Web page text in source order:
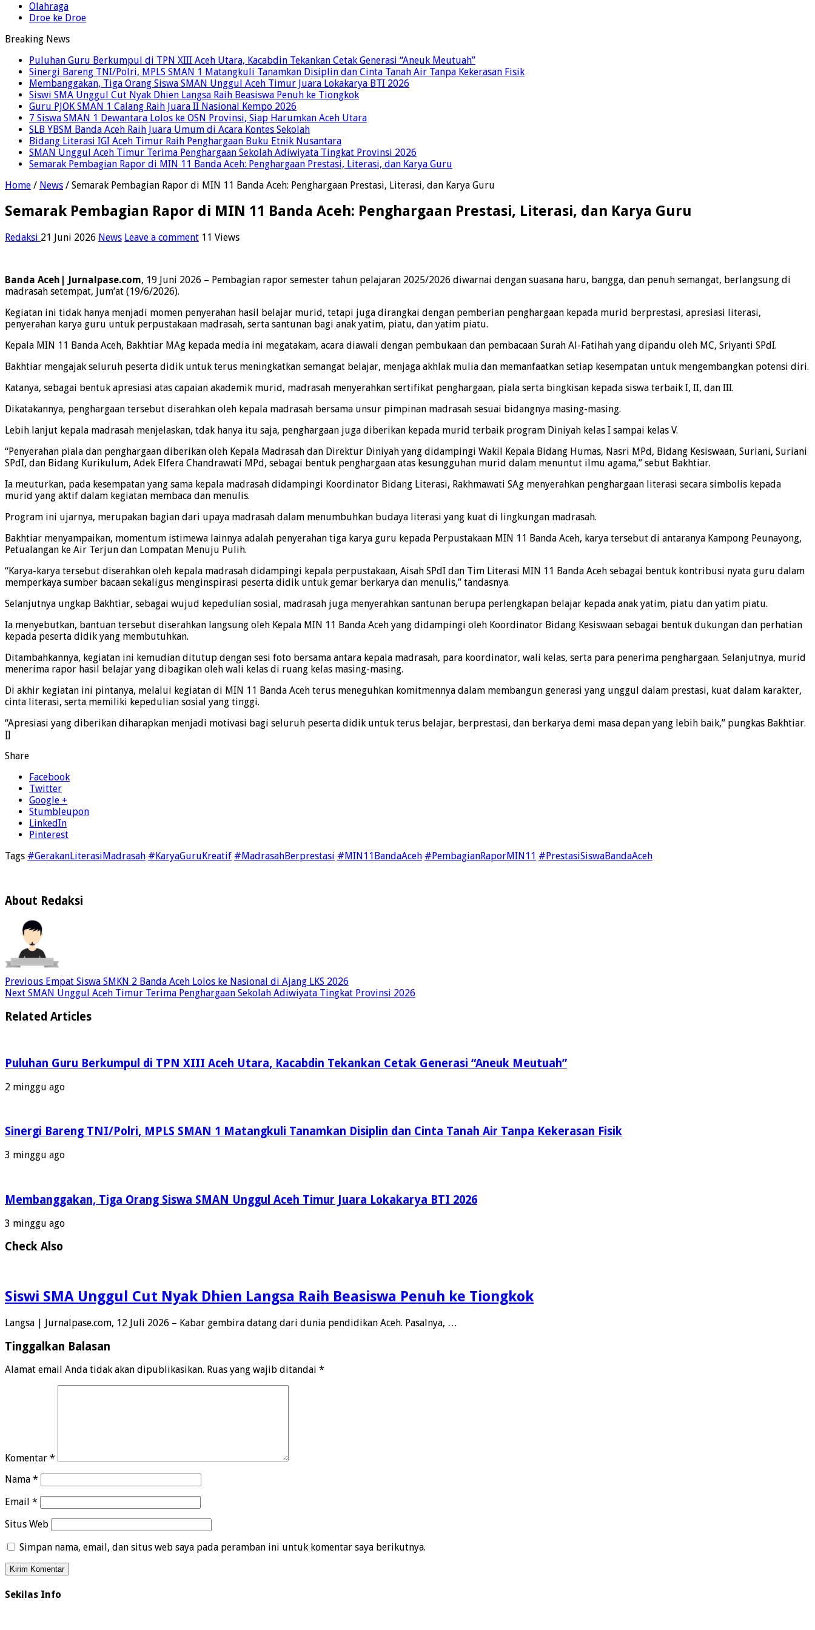
Olahraga
Droe ke Droe
Breaking News
Puluhan Guru Berkumpul di TPN XIII Aceh Utara, Kacabdin Tekankan Cetak Generasi “Aneuk Meutuah”
Sinergi Bareng TNI/Polri, MPLS SMAN 1 Matangkuli Tanamkan Disiplin dan Cinta Tanah Air Tanpa Kekerasan Fisik
Membanggakan, Tiga Orang Siswa SMAN Unggul Aceh Timur Juara Lokakarya BTI 2026
Siswi SMA Unggul Cut Nyak Dhien Langsa Raih Beasiswa Penuh ke Tiongkok
Guru PJOK SMAN 1 Calang Raih Juara II Nasional Kempo 2026
7 Siswa SMAN 1 Dewantara Lolos ke OSN Provinsi, Siap Harumkan Aceh Utara
SLB YBSM Banda Aceh Raih Juara Umum di Acara Kontes Sekolah
Bidang Literasi IGI Aceh Timur Raih Penghargaan Buku Etnik Nusantara
SMAN Unggul Aceh Timur Terima Penghargaan Sekolah Adiwiyata Tingkat Provinsi 2026
Semarak Pembagian Rapor di MIN 11 Banda Aceh: Penghargaan Prestasi, Literasi, dan Karya Guru
Home / News / Semarak Pembagian Rapor di MIN 11 Banda Aceh: Penghargaan Prestasi, Literasi, dan Karya Guru
Semarak Pembagian Rapor di MIN 11 Banda Aceh: Penghargaan Prestasi, Literasi, dan Karya Guru
Redaksi 21 Juni 2026 News Leave a comment 11 Views
Banda Aceh| Jurnalpase.com, 19 Juni 2026 – Pembagian rapor semester tahun pelajaran 2025/2026 diwarnai dengan suasana haru, bangga, dan penuh semangat, berlangsung di
madrasah setempat, Jum’at (19/6/2026).
Kegiatan ini tidak hanya menjadi momen penyerahan hasil belajar murid, tetapi juga dirangkai dengan pemberian penghargaan kepada murid berprestasi, apresiasi literasi,
penyerahan karya guru untuk perpustakaan madrasah, serta santunan bagi anak yatim, piatu, dan yatim piatu.
Kepala MIN 11 Banda Aceh, Bakhtiar MAg kepada media ini megatakam, acara diawali dengan pembukaan dan pembacaan Surah Al-Fatihah yang dipandu oleh MC, Sriyanti SPdI.
Bakhtiar mengajak seluruh peserta didik untuk terus meningkatkan semangat belajar, menjaga akhlak mulia dan memanfaatkan setiap kesempatan untuk mengembangkan potensi diri.
Katanya, sebagai bentuk apresiasi atas capaian akademik murid, madrasah menyerahkan sertifikat penghargaan, piala serta bingkisan kepada siswa terbaik I, II, dan III.
Dikatakannya, penghargaan tersebut diserahkan oleh kepala madrasah bersama unsur pimpinan madrasah sesuai bidangnya masing-masing.
Lebih lanjut kepala madrasah menjelaskan, tdak hanya itu saja, penghargaan juga diberikan kepada murid terbaik program Diniyah kelas I sampai kelas V.
“Penyerahan piala dan penghargaan diberikan oleh Kepala Madrasah dan Direktur Diniyah yang didampingi Wakil Kepala Bidang Humas, Nasri MPd, Bidang Kesiswaan, Suriani, Suriani
SPdI, dan Bidang Kurikulum, Adek Elfera Chandrawati MPd, sebagai bentuk penghargaan atas kesungguhan murid dalam menuntut ilmu agama,” sebut Bakhtiar.
Ia meuturkan, pada kesempatan yang sama kepala madrasah didampingi Koordinator Bidang Literasi, Rakhmawati SAg menyerahkan penghargaan literasi secara simbolis kepada
murid yang aktif dalam kegiatan membaca dan menulis.
Program ini ujarnya, merupakan bagian dari upaya madrasah dalam menumbuhkan budaya literasi yang kuat di lingkungan madrasah.
Bakhtiar menyampaikan, momentum istimewa lainnya adalah penyerahan tiga karya guru kepada Perpustakaan MIN 11 Banda Aceh, karya tersebut di antaranya Kampong Peunayong,
Petualangan ke Air Terjun dan Lompatan Menuju Pulih.
“Karya-karya tersebut diserahkan oleh kepala madrasah didampingi kepala perpustakaan, Aisah SPdI dan Tim Literasi MIN 11 Banda Aceh sebagai bentuk kontribusi nyata guru dalam
memperkaya sumber bacaan sekaligus menginspirasi peserta didik untuk gemar berkarya dan menulis,” tandasnya.
Selanjutnya ungkap Bakhtiar, sebagai wujud kepedulian sosial, madrasah juga menyerahkan santunan berupa perlengkapan belajar kepada anak yatim, piatu dan yatim piatu.
Ia menyebutkan, bantuan tersebut diserahkan langsung oleh Kepala MIN 11 Banda Aceh yang didampingi oleh Koordinator Bidang Kesiswaan sebagai bentuk dukungan dan perhatian
kepada peserta didik yang membutuhkan.
Ditambahkannya, kegiatan ini kemudian ditutup dengan sesi foto bersama antara kepala madrasah, para koordinator, wali kelas, serta para penerima penghargaan. Selanjutnya, murid
menerima rapor hasil belajar yang dibagikan oleh wali kelas di ruang kelas masing-masing.
Di akhir kegiatan ini pintanya, melalui kegiatan di MIN 11 Banda Aceh terus meneguhkan komitmennya dalam membangun generasi yang unggul dalam prestasi, kuat dalam karakter,
cinta literasi, serta memiliki kepedulian sosial yang tinggi.
“Apresiasi yang diberikan diharapkan menjadi motivasi bagi seluruh peserta didik untuk terus belajar, berprestasi, dan berkarya demi masa depan yang lebih baik,” pungkas Bakhtiar.
[]
Share
Facebook
Twitter
Google +
Stumbleupon
LinkedIn
Pinterest
Tags #GerakanLiterasiMadrasah #KaryaGuruKreatif #MadrasahBerprestasi #MIN11BandaAceh #PembagianRaporMIN11 #PrestasiSiswaBandaAceh
About Redaksi
Previous Empat Siswa SMKN 2 Banda Aceh Lolos ke Nasional di Ajang LKS 2026
Next SMAN Unggul Aceh Timur Terima Penghargaan Sekolah Adiwiyata Tingkat Provinsi 2026
Related Articles
Puluhan Guru Berkumpul di TPN XIII Aceh Utara, Kacabdin Tekankan Cetak Generasi “Aneuk Meutuah”
2 minggu ago
Sinergi Bareng TNI/Polri, MPLS SMAN 1 Matangkuli Tanamkan Disiplin dan Cinta Tanah Air Tanpa Kekerasan Fisik
3 minggu ago
Membanggakan, Tiga Orang Siswa SMAN Unggul Aceh Timur Juara Lokakarya BTI 2026
3 minggu ago
Check Also
Siswi SMA Unggul Cut Nyak Dhien Langsa Raih Beasiswa Penuh ke Tiongkok
Langsa | Jurnalpase.com, 12 Juli 2026 – Kabar gembira datang dari dunia pendidikan Aceh. Pasalnya, …
Tinggalkan Balasan
Alamat email Anda tidak akan dipublikasikan. Ruas yang wajib ditandai *
Komentar *
Nama *
Email *
Situs Web
Simpan nama, email, dan situs web saya pada peramban ini untuk komentar saya berikutnya.
Sekilas Info